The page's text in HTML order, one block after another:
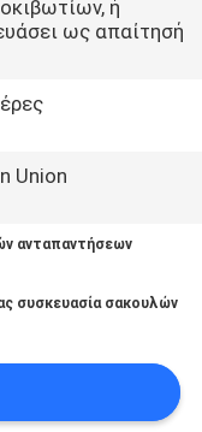
ή
ως απαίτησή
Union
ανταπαντήσεων
συσκευασία σακουλών